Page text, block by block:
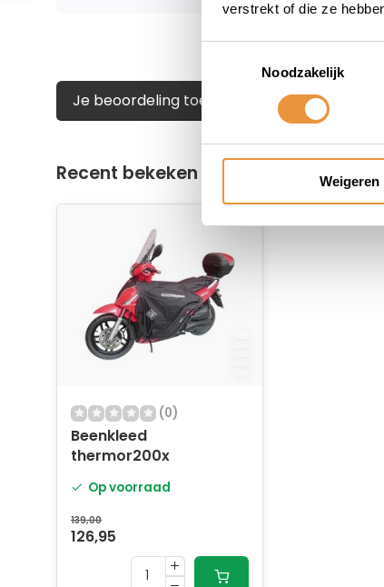
verstrekt of die ze
Noodzakelijk
Weigeren
Je beoordeling toevoegen
Recent bekeken
(0)
Beenkleed
thermor200x
Op voorraad
139,00
126,95